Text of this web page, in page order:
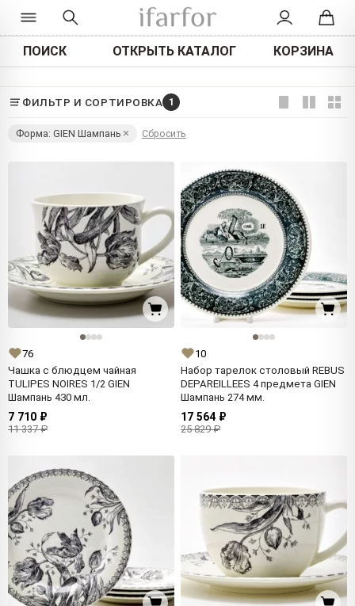
ПОИСК ОТКРЫТЬ КАТАЛОГ КОРЗИНА
ФИЛЬТР И СОРТИРОВКА 1
Форма: GIEN Шампань Сбросить
76
Чашка с блюдцем чайная
TULIPES NOIRES 1/2 GIEN
Шампань 430 мл.
7 710 ₽
11 337 ₽
10
Набор тарелок столовый REBUS
DEPAREILLEES 4 предмета GIEN
Шампань 274 мм.
17 564 ₽
25 829 ₽